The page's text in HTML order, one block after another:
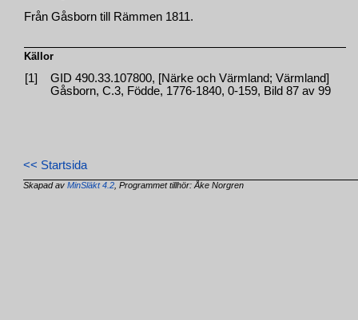
Från Gåsborn till Rämmen 1811.
Källor
[1]
GID 490.33.107800, [Närke och Värmland; Värmland]
Gåsborn, C.3, Födde, 1776-1840, 0-159, Bild 87 av 99
<< Startsida
Skapad avMinSläkt 4.2 , Programmet tillhör: Åke Norgren